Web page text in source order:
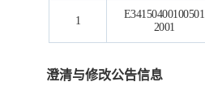
1
E34150400100501
2001
澄清与修改公告信息